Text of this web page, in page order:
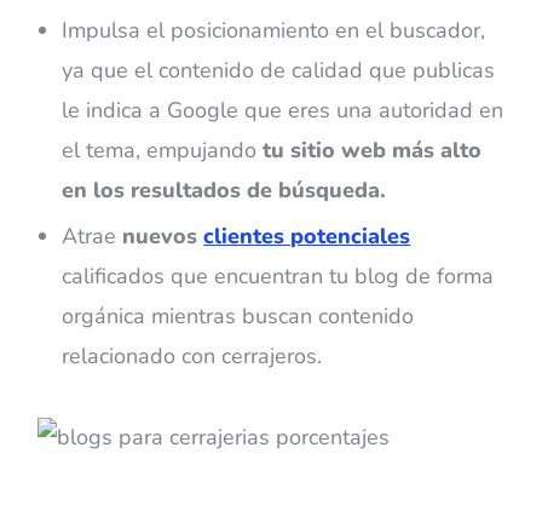
Impulsa el posicionamiento en el buscador,
ya que el contenido de calidad que publicas
le indica a Google que eres una autoridad en
el tema, empujandotu sitio web más alto
en los resultados de búsqueda.
Atrae nuevosclientes potenciales
calificados que encuentran tu blog de forma
orgánica mientras buscan contenido
relacionado con cerrajeros.